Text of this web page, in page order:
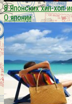
8 Японских хип-хоп-
О японии